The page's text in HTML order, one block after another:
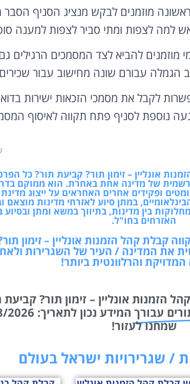
מוזמנים לבקש מנציג הסניף הסבר
למה לצפות ומתי סביר לצפות למענה
מוזמנים להביא לצד המסמכים הרגילים
הגמלה עבורם שונה מחישוב עבור
לקבל את מסמכי הזכאות ישירות
נוספת לסניף פתח תקווה לאיסוף
אונליין – זימון תור? קביעת תור? כל
של מדינה אחת באחרת. הוא ממוקם
ופקידים אחרים האחראים על ייצוג
במתן סיוע לאזרחי מדינות מוצאם
בין מדינות, בתיווך במשא ומתן ובסיוע
האזרחים בחו"ל.
קבלת קהל הזמנות אונליין – זימון
את המדינה / העיר של השגרירות
והרלוונטית ביותר!
הזמנות אונליין – זימון תור?
עבורך
שמחנו לעזור!
/ שגרירויות ישראל בעולם